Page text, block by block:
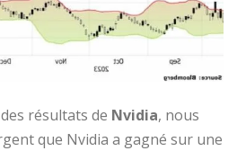
résultats de Nvidia, nous
que Nvidia a gagné sur une